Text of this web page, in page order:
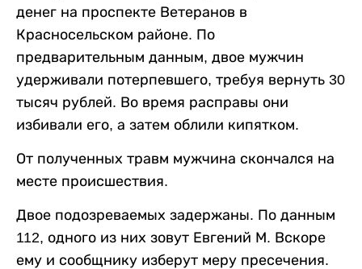
денег на проспекте Ветеранов в
Красносельском районе. По
предварительным данным, двое мужчин
удерживали потерпевшего, требуя вернуть 30
тысяч рублей. Во время расправы они
избивали его, а затем облили кипятком.
От полученных травм мужчина скончался на
месте происшествия.
Двое подозреваемых задержаны. По данным
112, одного из них зовут Евгений М. Вскоре
ему и сообщнику изберут меру пресечения.